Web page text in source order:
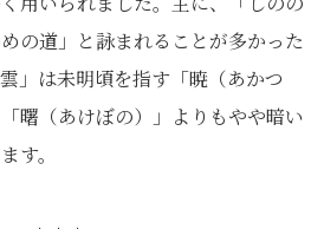
の道」と詠まれることが多かった
」は未明頃を指す「暁（あかつ
曙（あけぼの）」よりもやや暗い
す。